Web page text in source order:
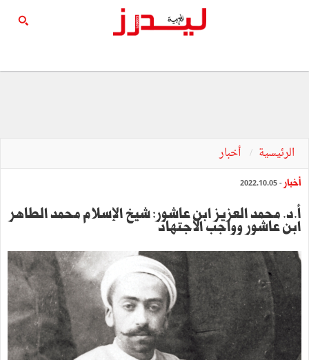
الرئيسية أخبار
أخبار - 2022.10.05
أ.د. محمد العزيز ابن عاشور: شيخ الإسلام محمد الطاهر
ابن عاشور وواجب الاجتهاد